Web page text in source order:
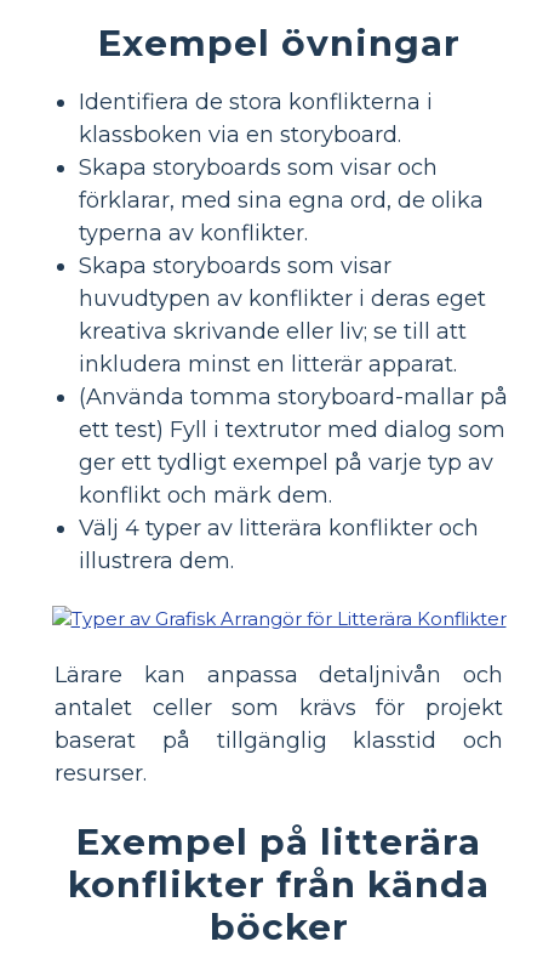
Exempel övningar
Identifiera de stora konflikterna i
klassboken via en storyboard.
Skapa storyboards som visar och
förklarar, med sina egna ord, de olika
typerna av konflikter.
Skapa storyboards som visar
huvudtypen av konflikter i deras eget
kreativa skrivande eller liv; se till att
inkludera minst en litterär apparat.
(Använda tomma storyboard-mallar på
ett test) Fyll i textrutor med dialog som
ger ett tydligt exempel på varje typ av
konflikt och märk dem.
Välj 4 typer av litterära konflikter och
illustrera dem.
Lärare kan anpassa detaljnivån och
antalet celler som krävs för projekt
baserat på tillgänglig klasstid och
resurser.
Exempel på litterära
konflikter från kända
böcker